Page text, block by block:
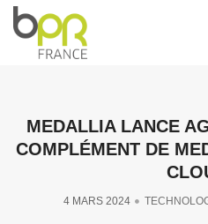
MEDALLIA LANCE
COMPLÉMENT DE
4 MARS 2024